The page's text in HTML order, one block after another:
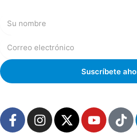
F
a
I
n
X
-
Y
o
T
i